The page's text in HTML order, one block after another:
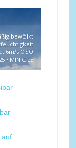
bewölkt
6m/s OSO
• MIN C 25
auf